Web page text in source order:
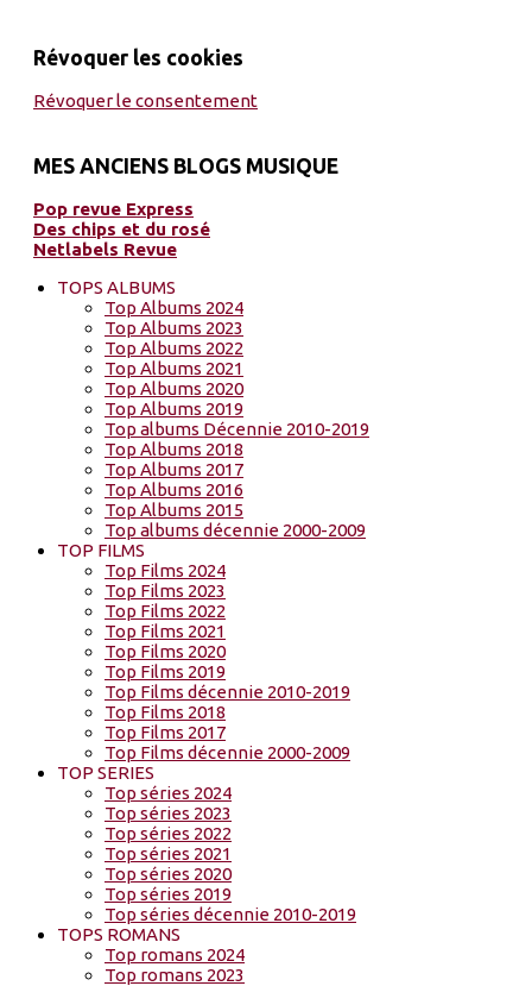
Révoquer les cookies
Révoquer le consentement
MES ANCIENS BLOGS MUSIQUE
Pop revue Express
Des chips et du rosé
Netlabels Revue
TOPS ALBUMS
Top Albums 2024
Top Albums 2023
Top Albums 2022
Top Albums 2021
Top Albums 2020
Top Albums 2019
Top albums Décennie 2010-2019
Top Albums 2018
Top Albums 2017
Top Albums 2016
Top Albums 2015
Top albums décennie 2000-2009
TOP FILMS
Top Films 2024
Top Films 2023
Top Films 2022
Top Films 2021
Top Films 2020
Top Films 2019
Top Films décennie 2010-2019
Top Films 2018
Top Films 2017
Top Films décennie 2000-2009
TOP SERIES
Top séries 2024
Top séries 2023
Top séries 2022
Top séries 2021
Top séries 2020
Top séries 2019
Top séries décennie 2010-2019
TOPS ROMANS
Top romans 2024
Top romans 2023